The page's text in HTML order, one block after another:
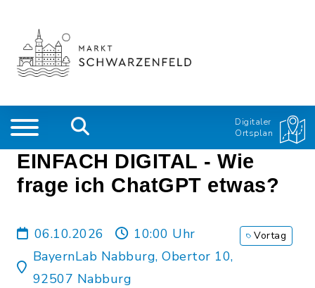
Digitaler
Ortsplan
EINFACH DIGITAL - Wie
frage ich ChatGPT etwas?
06.10.2026
10:00 Uhr
BayernLab Nabburg, Obertor 10,
92507 Nabburg
Vortag